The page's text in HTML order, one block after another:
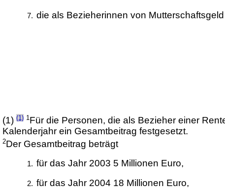
die als Bezieherinnen von
(1)(1) 1Für die Personen, die als Bezieher einer
Kalenderjahr ein Gesamtbeitrag festgesetzt.
2Der Gesamtbeitrag beträgt
für das Jahr 2003 5 Millionen Euro,
für das Jahr 2004 18 Millionen Euro,